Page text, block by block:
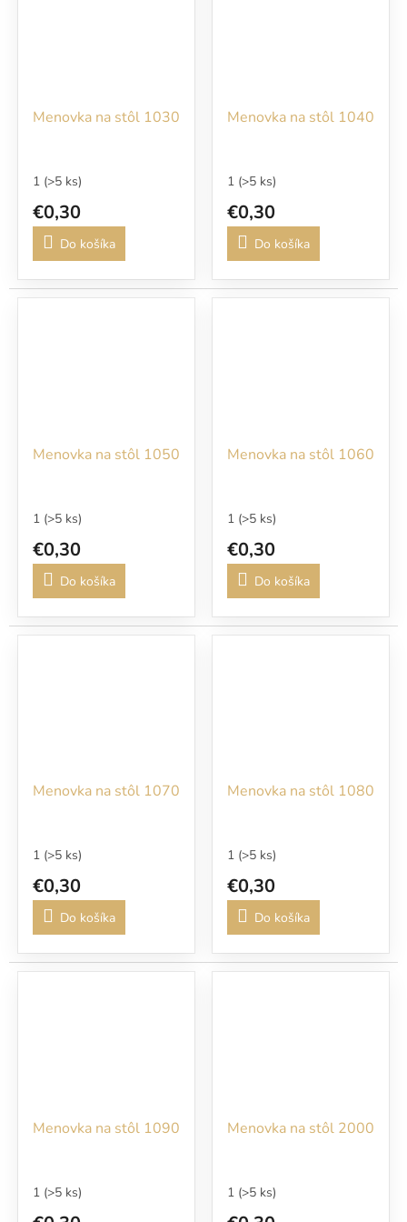
Menovka na stôl 1030
1 (>5 ks)
€0,30
Do košíka
Menovka na stôl 1040
1 (>5 ks)
€0,30
Do košíka
Menovka na stôl 1050
1 (>5 ks)
€0,30
Do košíka
Menovka na stôl 1060
1 (>5 ks)
€0,30
Do košíka
Menovka na stôl 1070
1 (>5 ks)
€0,30
Do košíka
Menovka na stôl 1080
1 (>5 ks)
€0,30
Do košíka
Menovka na stôl 1090
1 (>5 ks)
Menovka na stôl 2000
1 (>5 ks)